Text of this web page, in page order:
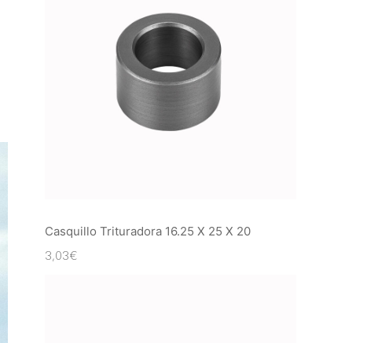
Casquillo Trituradora 16.25 X 25 X 20
3,03€